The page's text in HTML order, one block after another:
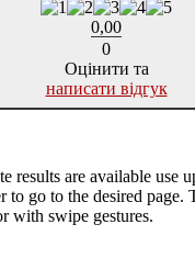
0,00
0
Оцінити та
написати відгук
results are available use
to go to the desired page.
with swipe gestures.